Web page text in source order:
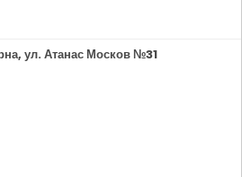
ул. Атанас Москов №31